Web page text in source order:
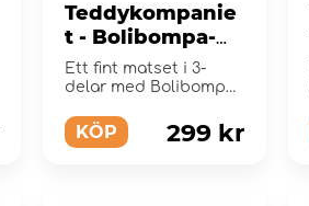
Teddykompanie
t - Bolibompa-
Matset, 3 delar
Ett fint matset i 3-
delar med Bolibompa
KÖP 299 kr